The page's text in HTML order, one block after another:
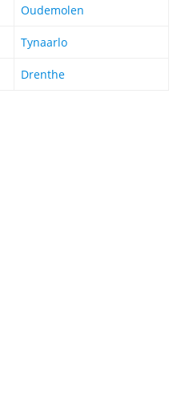
Oudemolen
Tynaarlo
Drenthe